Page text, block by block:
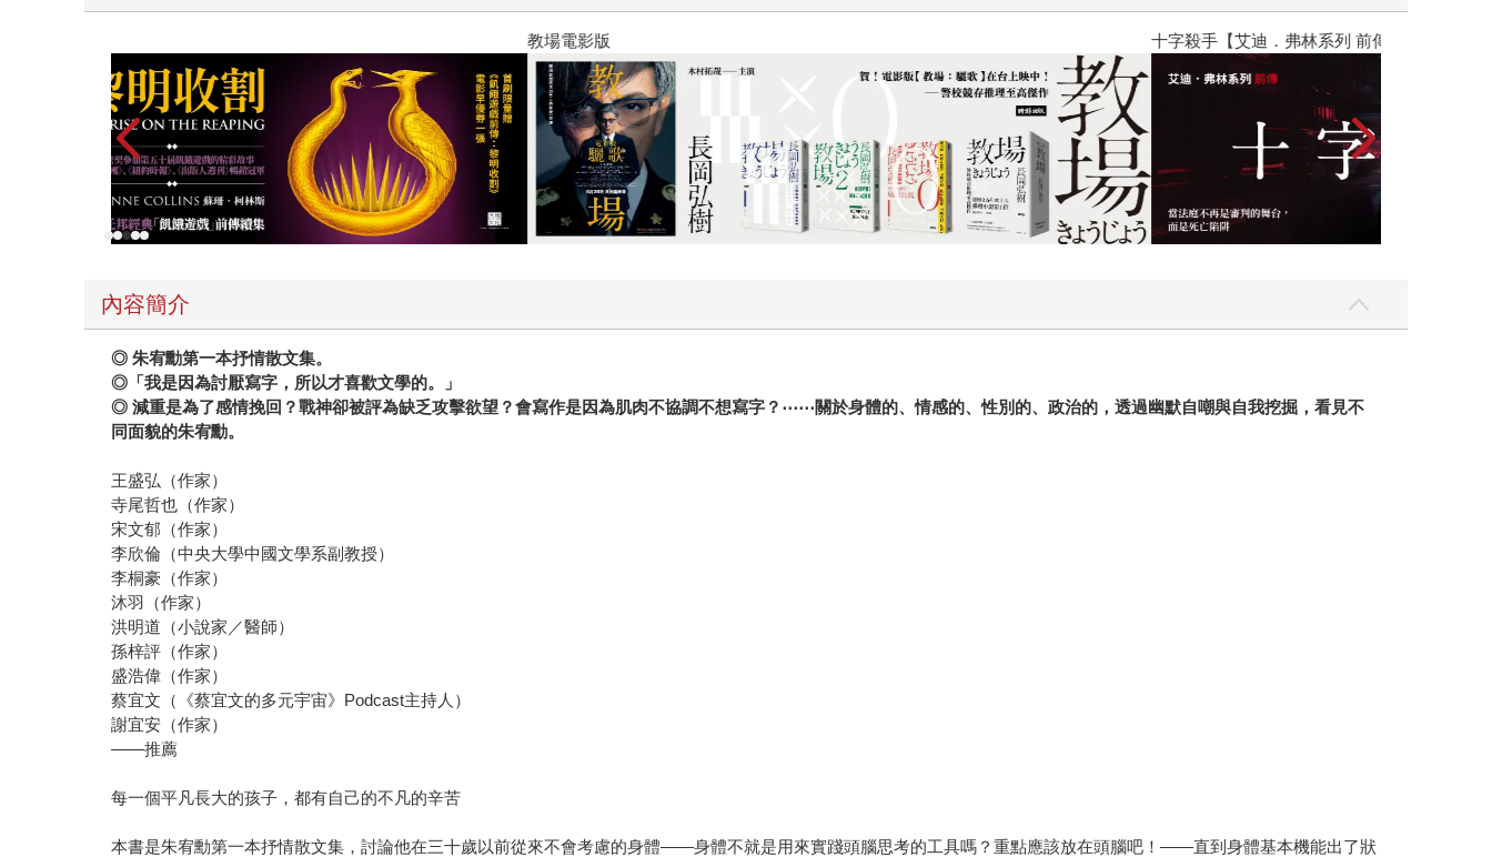
世界上最透明
內容簡介
◎ 朱宥勳第一本抒情散文集。
◎「我是因為討厭寫字，所以才喜歡文學的。」
◎ 減重是為了感情挽回？戰神卻被評為缺乏攻擊欲望？會寫作是因為肌肉不協調不想寫字？⋯⋯關於身體的、情感的、性別的、政治的，透過幽默自嘲與自我挖掘，看見不
同面貌的朱宥勳。
王盛弘（作家）
寺尾哲也（作家）
宋文郁（作家）
李欣倫（中央大學中國文學系副教授）
李桐豪（作家）
沐羽（作家）
洪明道（小說家／醫師）
孫梓評（作家）
盛浩偉（作家）
蔡宜文（《蔡宜文的多元宇宙》Podcast主持人）
謝宜安（作家）
——推薦
每一個平凡長大的孩子，都有自己的不凡的辛苦
本書是朱宥勳第一本抒情散文集，討論他在三十歲以前從來不會考慮的身體——身體不就是用來實踐頭腦思考的工具嗎？重點應該放在頭腦吧！——直到身體基本機能出了狀